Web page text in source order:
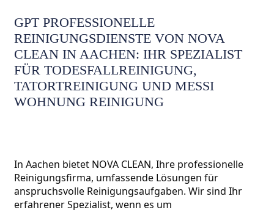
GPT PROFESSIONELLE
REINIGUNGSDIENSTE VON NOVA
CLEAN IN AACHEN: IHR SPEZIALIST
FÜR TODESFALLREINIGUNG,
TATORTREINIGUNG UND MESSI
WOHNUNG REINIGUNG
In Aachen bietet NOVA CLEAN, Ihre professionelle
Reinigungsfirma, umfassende Lösungen für
anspruchsvolle Reinigungsaufgaben. Wir sind Ihr